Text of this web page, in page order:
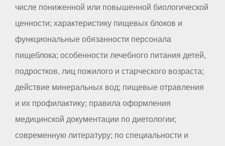
числе пониженной или повышенной биологической
ценности; характеристику пищевых блоков и
функциональные обязанности персонала
пищеблока; особенности лечебного питания детей,
подростков, лиц пожилого и старческого возраста;
действие минеральных вод; пищевые отравления
и их профилактику; правила оформления
медицинской документации по диетологии;
современную литературу; по специальности и